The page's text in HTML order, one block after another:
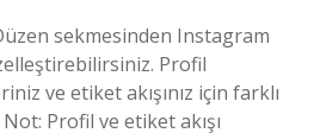
sekmesinden Instagram
Profil
ve etiket akışınız için farklı
Profil ve etiket akışı